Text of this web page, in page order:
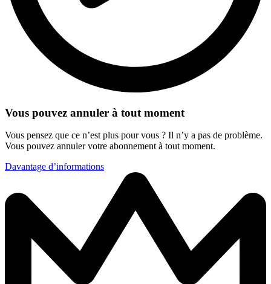
Vous pouvez annuler à tout moment
Vous pensez que ce n’est plus pour vous ? Il n’y a pas de problème.
Vous pouvez annuler votre abonnement à tout moment.
Davantage d’informations